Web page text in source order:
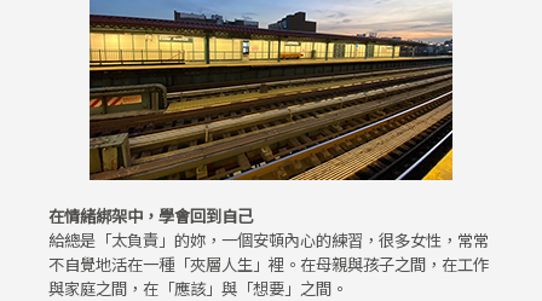
在情緒綁架中，學會回到自己
給總是「太負責」的妳，一個安頓內心的練習，很多女性，常常
不自覺地活在一種「夾層人生」裡。在母親與孩子之間，在工作
與家庭之間，在「應該」與「想要」之間。